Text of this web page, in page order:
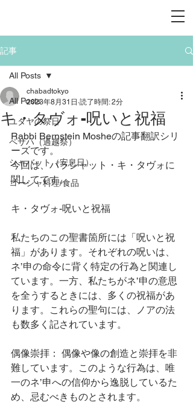
記事
All Posts
ユダヤの祭日
ペサハ（過越祭）
シャバット（安息日）
コーシャ料理/食品
All Posts
キ・タヴォ-呪いと祝福
chabadtokyo
2023年8月31日 読了時間: 2分
Rabbi Bernstein Mosheの記事翻訳シリ
ーズです。
今回は、パラシャット・キ・タヴォに
関してです。
キ・タヴォ-呪いと祝福
私たちのこの聖書箇所には「呪いと祝
福」があります。それぞれの呪いは、
ネ’申の命令に背く特定の行為と関連し
ています。一方、私たちがネ’申の意思
を全うするときには、多くの祝福があ
ります。これらの聖句には、ノアの法
も数多く記されています。
偶像崇拝： 偶像や像の創造と崇拝を非
難しています。このような行為は、唯
一のネ’申への信仰から逸脱しているた
め、忌むべきものとされます。